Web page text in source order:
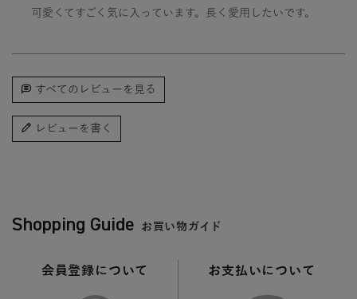
可愛くてすごく気に入っています。長く愛用したいです。
すべてのレビューを見る
レビューを書く
Shopping Guide お買い物ガイド
会員登録について お支払いについて